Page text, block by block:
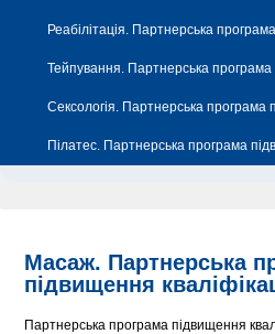
Реабілітація. Партнерська
Тейпування. Партнерська програма
Сексологія. Партнерська програма
Пілатес. Партнерська програма
Масаж. Партнерська
підвищення
Партнерська програма підвищення